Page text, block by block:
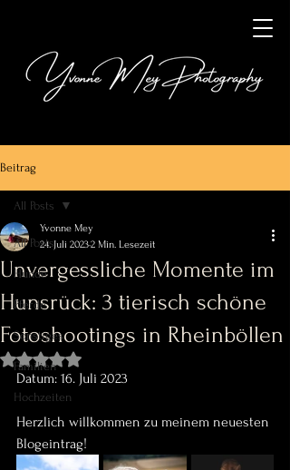
Beitrag
All Posts
Hunde
Pferde
Sonstiges
Familien
Hochzeiten
All Posts
Unvergessliche Momente im
Hunsrück: 3 tierisch schöne
Fotoshootings in Rheinböllen
Yvonne Mey
24. Juli 20232 Min. Lesezeit
Mit NaN von 5 Sternen bewertet.
Datum: 16. Juli 2023
Herzlich willkommen zu meinem neuesten
Blogeintrag!